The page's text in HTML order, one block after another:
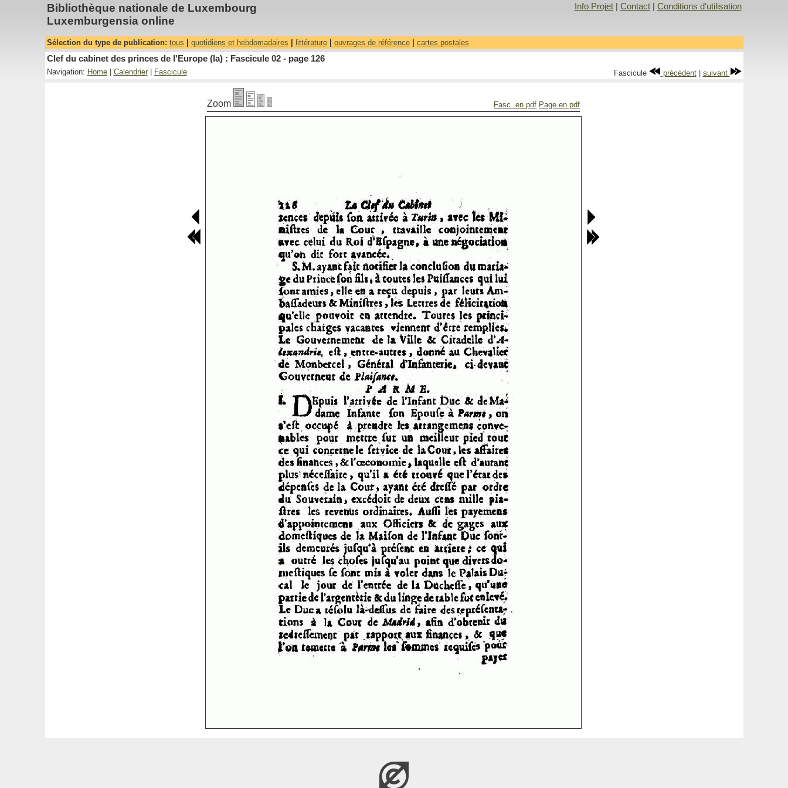
Bibliothèque nationale de Luxembourg
Luxemburgensia online
Info Projet| Contact| Conditions d'utilisation
Sélection du type de publication: tous quotidiens et hebdomadaires littérature| ouvrages de référence| cartes postales
Clef du cabinet des princes de l'Europe (la) : Fascicule 02 - page 126
Navigation: Home| Calendrier| Fascicule Fascicule précédent| suivant
Zoom Fasc. en pdf Page en pdf